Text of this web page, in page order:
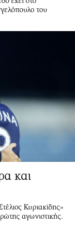
του
και
Κυριακίδης»
αγωνιστικής.